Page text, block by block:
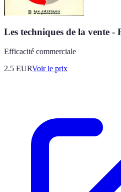
Les techniques de la vente -
Efficacité commerciale
2.5 EURVoir le prix